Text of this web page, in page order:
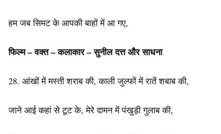
हम जब सिमट के आपकी बाहों में आ गए,
फिल्म – वक्त – कलाकार – सुनील दत्त और साधना
28. आंखों में मस्ती शराब की, काली जुल्फों में रातें शबाब की,
जाने आई कहां से टूट के, मेरे दामन में पंखुड़ी गुलाब की,